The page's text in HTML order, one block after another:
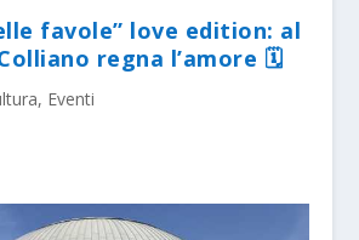
favole” love edition: al
regna l’amore 🗓
, Eventi